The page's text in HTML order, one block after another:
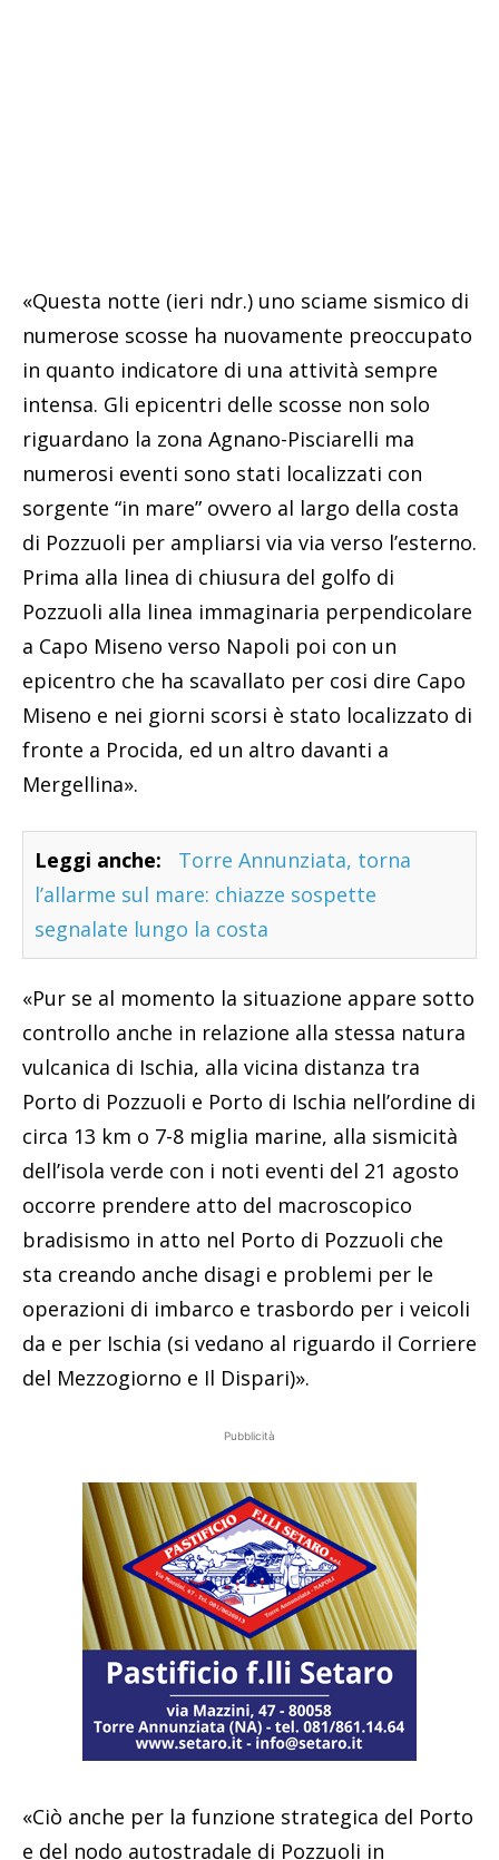
«Questa notte (ieri ndr.) uno sciame sismico di
numerose scosse ha nuovamente preoccupato
in quanto indicatore di una attività sempre
intensa. Gli epicentri delle scosse non solo
riguardano la zona Agnano-Pisciarelli ma
numerosi eventi sono stati localizzati con
sorgente “in mare” ovvero al largo della costa
di Pozzuoli per ampliarsi via via verso l’esterno.
Prima alla linea di chiusura del golfo di
Pozzuoli alla linea immaginaria perpendicolare
a Capo Miseno verso Napoli poi con un
epicentro che ha scavallato per cosi dire Capo
Miseno e nei giorni scorsi è stato localizzato di
fronte a Procida, ed un altro davanti a
Mergellina».
Leggi anche:
Torre Annunziata, torna
l’allarme sul mare: chiazze sospette
segnalate lungo la costa
«Pur se al momento la situazione appare sotto
controllo anche in relazione alla stessa natura
vulcanica di Ischia, alla vicina distanza tra
Porto di Pozzuoli e Porto di Ischia nell’ordine di
circa 13 km o 7-8 miglia marine, alla sismicità
dell’isola verde con i noti eventi del 21 agosto
occorre prendere atto del macroscopico
bradisismo in atto nel Porto di Pozzuoli che
sta creando anche disagi e problemi per le
operazioni di imbarco e trasbordo per i veicoli
da e per Ischia (si vedano al riguardo il Corriere
del Mezzogiorno e Il Dispari)».
Pubblicità
«Ciò anche per la funzione strategica del Porto
e del nodo autostradale di Pozzuoli in